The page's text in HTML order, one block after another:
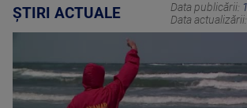
ȘTIRI ACTUALE Data publicării:
Data actualizării: